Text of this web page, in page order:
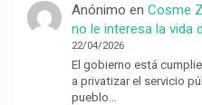
Anónimo en Cosme
no le interesa la vida
22/04/2026
El gobierno está
a privatizar el servicio
pueblo…